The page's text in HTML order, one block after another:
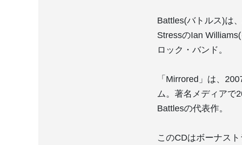
Battles(バトルス)は
StressのIan
ロック・バンド。
「Mirrored」は、
ム。著名メディアで
Battlesの代表作。
このCDはボーナス